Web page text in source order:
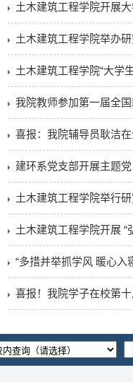
土木建筑工程学院开展
土木建筑工程学院举办
土木建筑工程学院“大学
我院教师参加第一届全
喜报：我院辅导员耿洁
建环系党支部开展主题
土木建筑工程学院举行
土木建筑工程学院开展
“多措并举抓学风 暖心
喜报！我院学子在校第